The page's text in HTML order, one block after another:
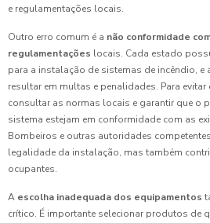
e regulamentações locais.
Outro erro comum é a não conformidade
regulamentações locais. Cada estado
para a instalação de sistemas de incêndio,
resultar em multas e penalidades. Para
consultar as normas locais e garantir que o
sistema estejam em conformidade com as
Bombeiros e outras autoridades
legalidade da instalação, mas também
ocupantes.
A escolha inadequada dos equipamentos
crítico. É importante selecionar produtos de